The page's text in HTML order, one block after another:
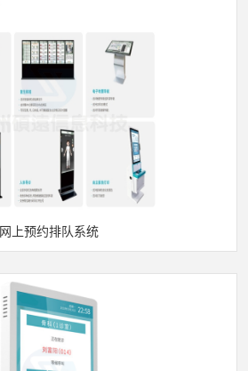
网上预约排队系统